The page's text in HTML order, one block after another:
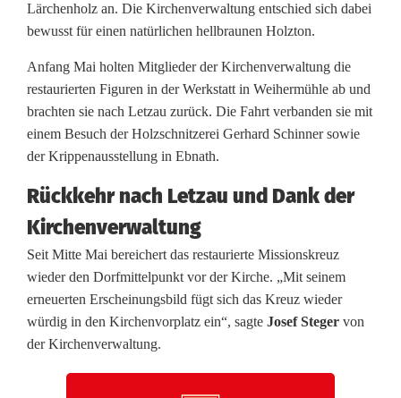
e
z
s
c
h
m
ü
c
k
Lärchenholz an. Die Kirchenverwaltung entschied sich dabei
bewusst für einen natürlichen hellbraunen Holzton.
Anfang Mai holten Mitglieder der Kirchenverwaltung die
restaurierten Figuren in der Werkstatt in Weihermühle ab und
brachten sie nach Letzau zurück. Die Fahrt verbanden sie mit
einem Besuch der Holzschnitzerei Gerhard Schinner sowie
der Krippenausstellung in Ebnath.
Rückkehr nach Letzau und Dank der
Kirchenverwaltung
Seit Mitte Mai bereichert das restaurierte Missionskreuz
wieder den Dorfmittelpunkt vor der Kirche. „Mit seinem
erneuerten Erscheinungsbild fügt sich das Kreuz wieder
würdig in den Kirchenvorplatz ein“, sagte Josef Steger von
der Kirchenverwaltung.